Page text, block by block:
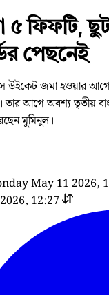
৫ ফিফটি,
পেছনেই
উইকেট জমা হওয়ার
আগে অবশ্য তৃতীয়
মুমিনুল।
May 11 2026,
12:27